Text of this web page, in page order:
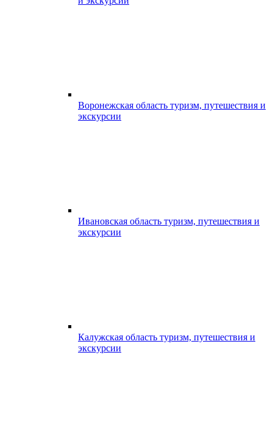
Воронежская область туризм, путешествия и
экскурсии
Ивановская область туризм, путешествия и
экскурсии
Калужская область туризм, путешествия и
экскурсии